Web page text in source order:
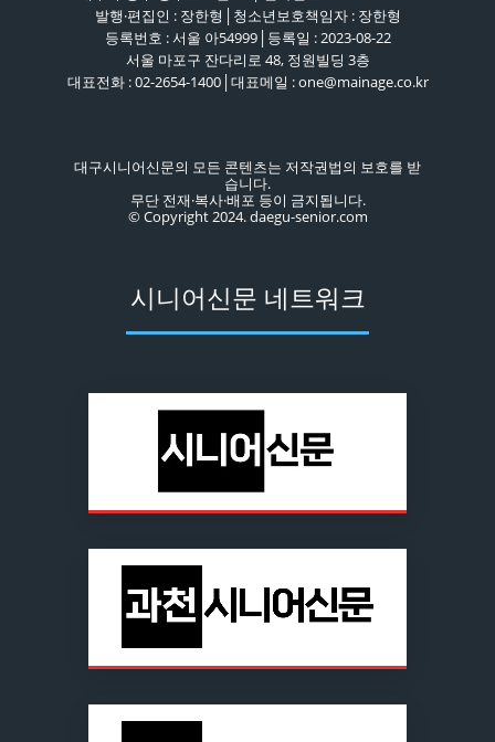
발행·편집인 : 장한형│청소년보호책임자 : 장한형
등록번호 : 서울 아54999│등록일 : 2023-08-22
서울 마포구 잔다리로 48, 정원빌딩 3층
대표전화 : 02-2654-1400│대표메일 : one@mainage.co.kr
대구시니어신문의 모든 콘텐츠는 저작권법의 보호를 받
습니다.
무단 전재·복사·배포 등이 금지됩니다.
© Copyright 2024. daegu-senior.com
시니어신문 네트워크